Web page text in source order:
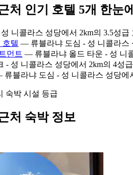
처 인기 호텔 5개 한눈
니콜라스 성당에서 2km의 3.5성급
호텔 — 류블라냐 도심 - 성 니콜라스
먼트 — 류블라냐 올드 타운 - 성 니
- 성 니콜라스 성당에서 2km의 4성
블라냐 도심 - 성 니콜라스 성당에
숙박 시설 등급
처 숙박 정보